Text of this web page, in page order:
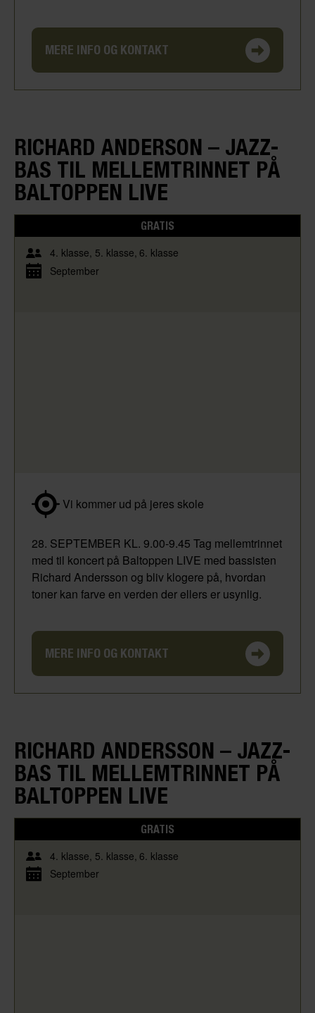
MERE INFO OG KONTAKT
RICHARD ANDERSON – JAZZ-
BAS TIL MELLEMTRINNET PÅ
BALTOPPEN LIVE
GRATIS
4. klasse 5. klasse 6. klasse
September
Vi kommer ud på jeres skole
28. SEPTEMBER KL. 9.00-9.45 Tag mellemtrinnet
med til koncert på Baltoppen LIVE med bassisten
Richard Andersson og bliv klogere på, hvordan
toner kan farve en verden der ellers er usynlig.
MERE INFO OG KONTAKT
RICHARD ANDERSSON – JAZZ-
BAS TIL MELLEMTRINNET PÅ
BALTOPPEN LIVE
GRATIS
4. klasse 5. klasse 6. klasse
September